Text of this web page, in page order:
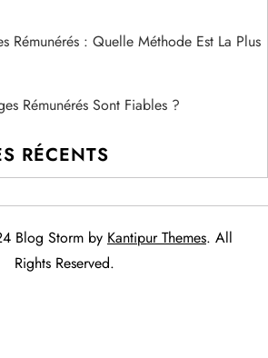
Rémunérés : Quelle Méthode Est La Plus
Rémunérés Sont Fiables ?
RÉCENTS
Blog Storm by Kantipur Themes. All
Rights Reserved.